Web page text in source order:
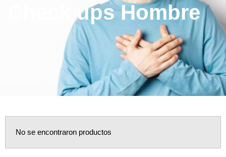
Check ups Hombre
No se encontraron productos